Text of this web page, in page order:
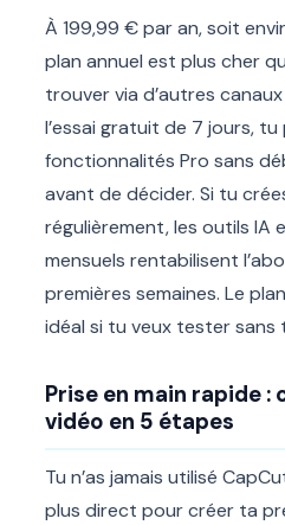
À 199,99 € par an, soit
plan annuel est plus cher
trouver via d’autres
l’essai gratuit de 7 jours,
fonctionnalités Pro sans
avant de décider. Si tu
régulièrement, les outils IA
mensuels rentabilisent
premières semaines. Le
idéal si tu veux tester sans
Prise en main rapide
vidéo en 5 étapes
Tu n’as jamais utilisé
plus direct pour créer ta